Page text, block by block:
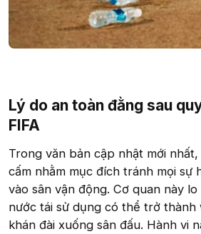
Lý do an toàn đằng sau
FIFA​
Trong văn bản cập nhật mới
cấm nhằm mục đích tránh mọi sự
vào sân vận động. Cơ quan này lo
nước tái sử dụng có thể trở
khán đài xuống sân đấu. Hành vi